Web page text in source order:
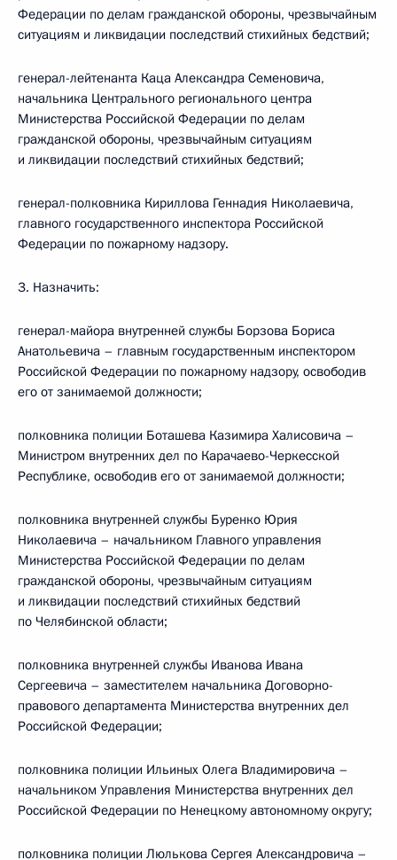
Федерации по делам гражданской обороны, чрезвычайным
ситуациям и ликвидации последствий стихийных бедствий;
генерал-лейтенанта Каца Александра Семеновича,
начальника Центрального регионального центра
Министерства Российской Федерации по делам
гражданской обороны, чрезвычайным ситуациям
и ликвидации последствий стихийных бедствий;
генерал-полковника Кириллова Геннадия Николаевича,
главного государственного инспектора Российской
Федерации по пожарному надзору.
3. Назначить:
генерал-майора внутренней службы Борзова Бориса
Анатольевича – главным государственным инспектором
Российской Федерации по пожарному надзору, освободив
его от занимаемой должности;
полковника полиции Боташева Казимира Халисовича –
Министром внутренних дел по Карачаево-Черкесской
Республике, освободив его от занимаемой должности;
полковника внутренней службы Буренко Юрия
Николаевича – начальником Главного управления
Министерства Российской Федерации по делам
гражданской обороны, чрезвычайным ситуациям
и ликвидации последствий стихийных бедствий
по Челябинской области;
полковника внутренней службы Иванова Ивана
Сергеевича – заместителем начальника Договорно-
правового департамента Министерства внутренних дел
Российской Федерации;
полковника полиции Ильиных Олега Владимировича –
начальником Управления Министерства внутренних дел
Российской Федерации по Ненецкому автономному округу;
полковника полиции Люлькова Сергея Александровича –